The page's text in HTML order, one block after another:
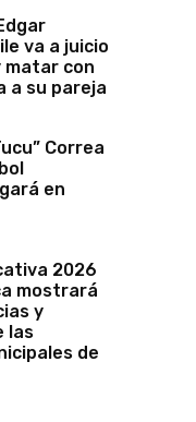
va a juicio
matar con
a su pareja
Correa
en
2026
mostrará
y
las
de